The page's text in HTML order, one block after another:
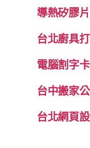
導熱矽膠
台北廚具
電腦割字
台中搬家
台北網頁